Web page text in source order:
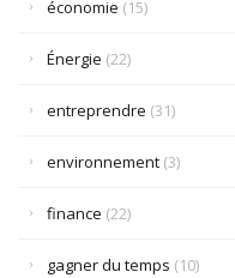
économie (15)
Énergie (22)
entreprendre (31)
environnement (3)
finance (22)
gagner du temps (10)